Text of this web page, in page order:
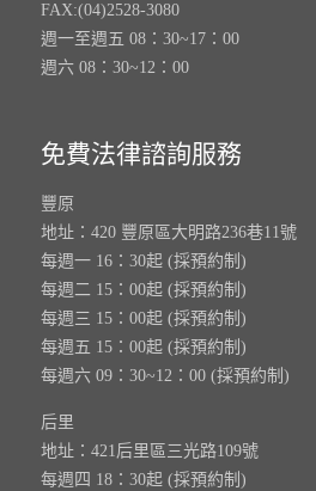
FAX:(04)2528-3080
週一至週五 08：30~17：00
週六 08：30~12：00
免費法律諮詢服務
豐原
地址：420 豐原區大明路236巷11號
每週一 16：30起 (採預約制)
每週二 15：00起 (採預約制)
每週三 15：00起 (採預約制)
每週五 15：00起 (採預約制)
每週六 09：30~12：00 (採預約制)
后里
地址：421后里區三光路109號
每週四 18：30起 (採預約制)